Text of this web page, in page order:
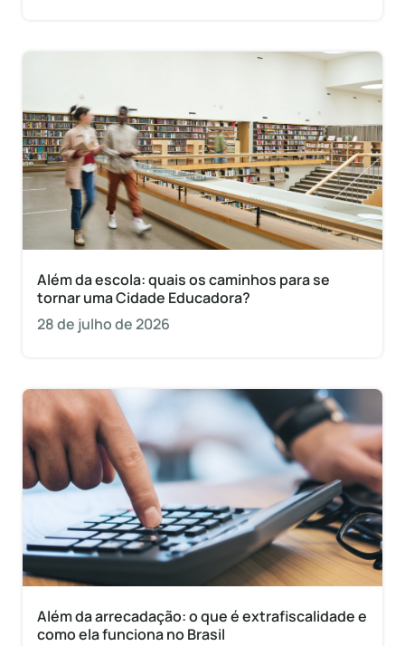
Além da escola: quais os caminhos para se
tornar uma Cidade Educadora?
28 de julho de 2026
Além da arrecadação: o que é extrafiscalidade e
como ela funciona no Brasil